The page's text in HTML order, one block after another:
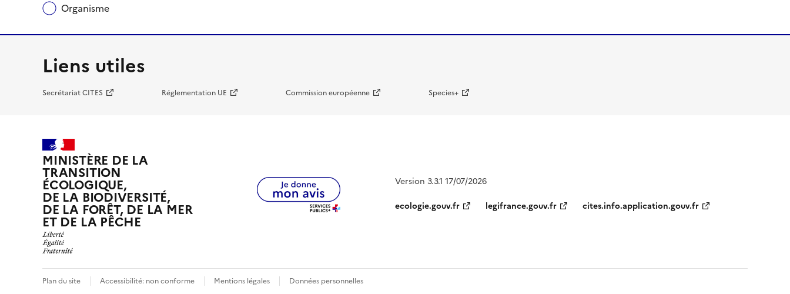
Organisme
Liens utiles
Secrétariat CITES Réglementation UE Commission européenne Species+
MINISTÈRE DE LA
TRANSITION
ÉCOLOGIQUE,
DE LA BIODIVERSITÉ,
DE LA FORÊT, DE LA MER
ET DE LA PÊCHE
Version 3.3.1 17/07/2026
ecologie.gouv.fr
legifrance.gouv.fr cites.info.application.gouv.fr
Plan du site Accessibilité: non conforme Mentions légales Données personnelles